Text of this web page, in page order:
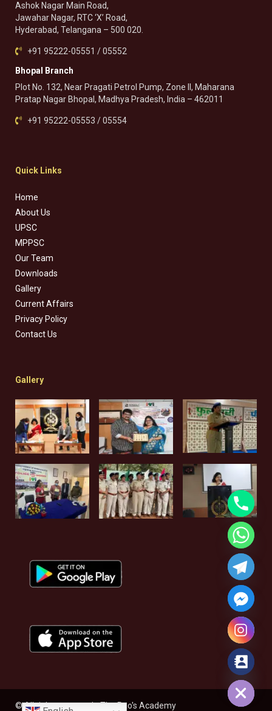
Ashok Nagar Main Road,
Jawahar Nagar, RTC ‘X’ Road,
Hyderabad, Telangana – 500 020.
+91 95222-05551 / 05552
Bhopal Branch
Plot No. 132, Near Pragati Petrol Pump, Zone II, Maharana
Pratap Nagar Bhopal, Madhya Pradesh, India – 462011
+91 95222-05553 / 05554
Quick Links
Home
About Us
UPSC
MPPSC
Our Team
Downloads
Gallery
Current Affairs
Privacy Policy
Contact Us
Gallery
© All rights reserved - The Rao's Academy
Hide chaty